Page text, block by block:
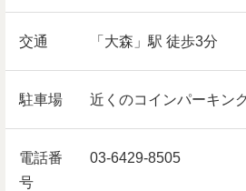
交通 「大森」駅 徒歩3分
駐車場 近くのコインパーキン
電話番
号
03-6429-8505